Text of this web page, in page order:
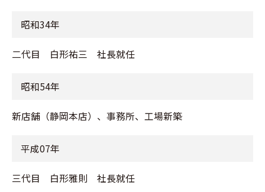
昭和34年
二代目 白形祐三 社長就任
昭和54年
新店舗（静岡本店）、事務所、工場新築
平成07年
三代目 白形雅則 社長就任